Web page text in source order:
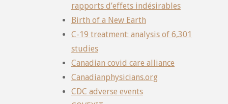
rapports d’effets indésirables
Birth of a New Earth
C-19 treatment: analysis of 6,301
studies
Canadian covid care alliance
Canadianphysicians.org
CDC adverse events